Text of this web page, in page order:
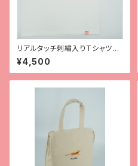
リアルタッチ刺繡入りTシャツ
【レオパ（スーパーマックスノ
ー）】
¥4,500